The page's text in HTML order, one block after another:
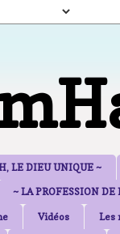
LE DIEU UNIQUE ~
~ LA PROFESSION DE
Vidéos Les